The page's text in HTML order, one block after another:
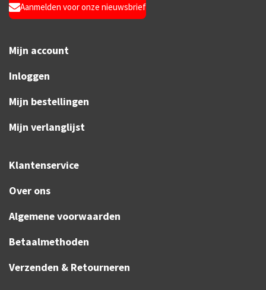
Aanmelden voor onze nieuwsbrief
Mijn account
Inloggen
Mijn bestellingen
Mijn verlanglijst
Klantenservice
Over ons
Algemene voorwaarden
Betaalmethoden
Verzenden & Retourneren